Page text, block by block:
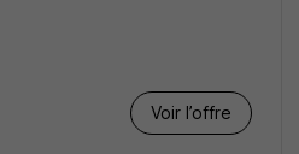
Voir l’offre